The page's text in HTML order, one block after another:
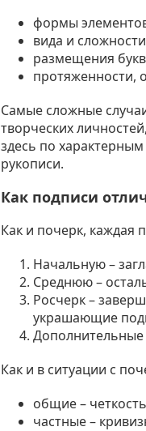
формы
вида и
размещения
протяженности,
Самые сложные
творческих
здесь по
рукописи.
Как подписи
Как и почерк, каждая
Начальную –
Среднюю –
Росчерк –
украшающие
Дополнительные
Как и в ситуации с
общие –
частные –